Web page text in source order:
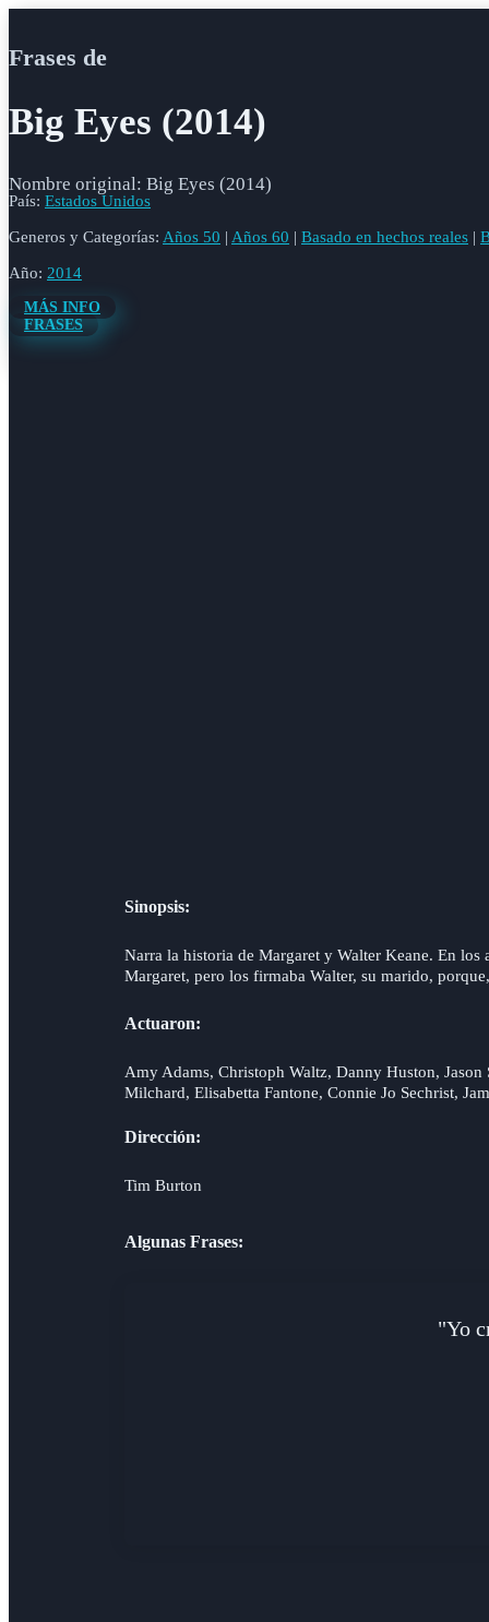
Frases de
Big Eyes (2014)
Nombre original: Big Eyes (2014)
País: Estados Unidos
Generos y Categorías: Años 50 | Años 60 | Basado en hechos reales |
Año: 2014
MÁS INFO
FRASES
Sinopsis:
Narra la historia de Margaret y Walter Keane. En
Margaret, pero los firmaba Walter, su marido,
Actuaron:
Amy Adams, Christoph Waltz, Danny Huston,
Milchard, Elisabetta Fantone, Connie Jo Sechrist,
Dirección:
Tim Burton
Algunas Frases:
"Yo